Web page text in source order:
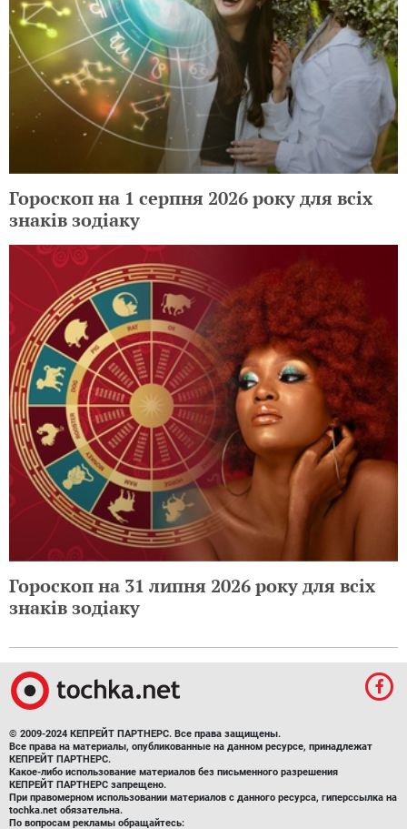
Гороскоп на 1 серпня 2026 року для всіх
знаків зодіаку
Гороскоп на 31 липня 2026 року для всіх
знаків зодіаку
© 2009-2024 КЕПРЕЙТ ПАРТНЕРС. Все права защищены.
Все права на материалы, опубликованные на данном ресурсе, принадлежат
КЕПРЕЙТ ПАРТНЕРС.
Какое-либо использование материалов без письменного разрешения
КЕПРЕЙТ ПАРТНЕРС запрещено.
При правомерном использовании материалов с данного ресурса, гиперссылка на
tochka.net обязательна.
По вопросам рекламы обращайтесь: